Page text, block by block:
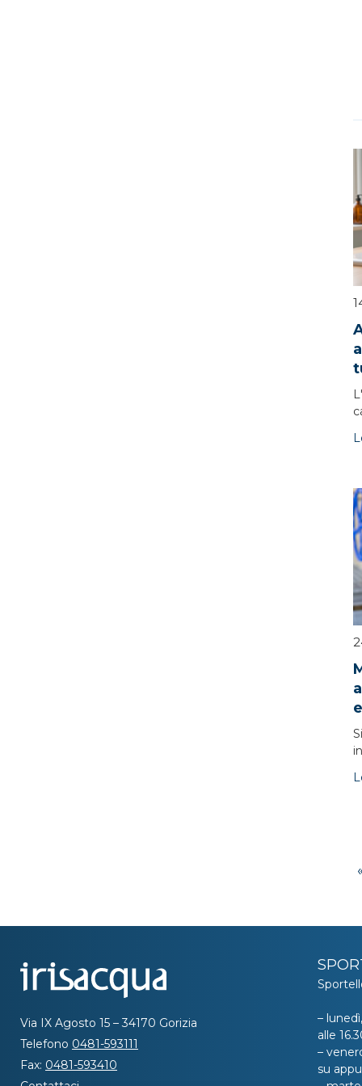
Via IX Agosto 15 – 34170 Gorizia
Telefono 0481-593111
Fax: 0481-593410
–
alle
–
su